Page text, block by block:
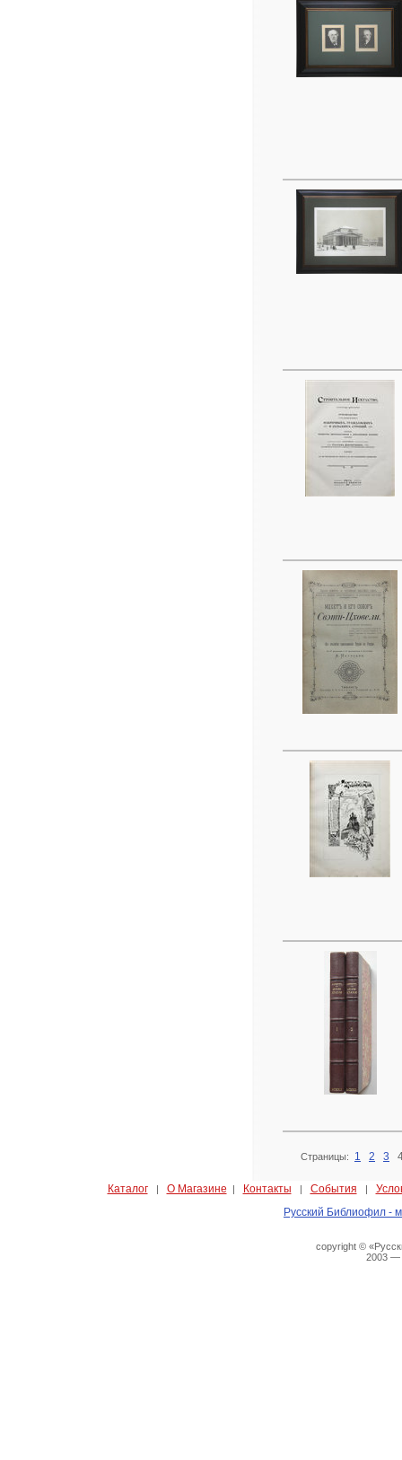
Страницы: 1 2 3
Каталог| О Магазине | Контакты | События |
Русский Библиофил -
copyright ©
2003 —